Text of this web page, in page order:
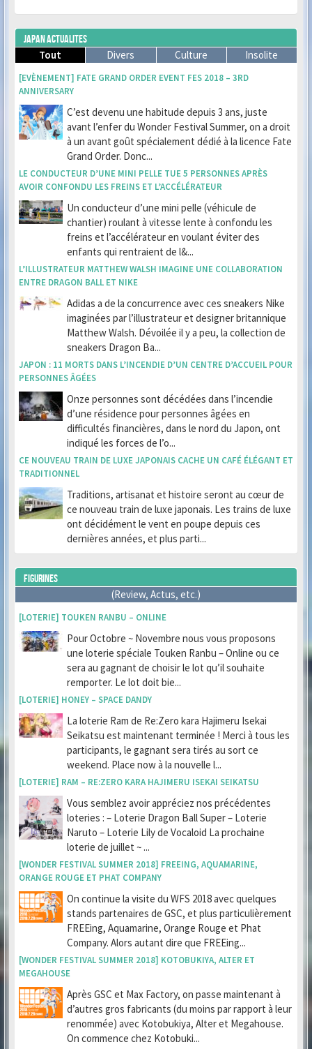
JAPAN ACTUALITES
Tout
Divers Culture Insolite
[EVÈNEMENT] FATE GRAND ORDER EVENT FES 2018 – 3RD
ANNIVERSARY
C’est devenu une habitude depuis 3 ans, juste
avant l’enfer du Wonder Festival Summer, on a droit
à un avant goût spécialement dédié à la licence Fate
Grand Order. Donc...
LE CONDUCTEUR D’UNE MINI PELLE TUE 5 PERSONNES APRÈS
AVOIR CONFONDU LES FREINS ET L’ACCÉLÉRATEUR
Un conducteur d’une mini pelle (véhicule de
chantier) roulant à vitesse lente à confondu les
freins et l’accélérateur en voulant éviter des
enfants qui rentraient de l&...
L’ILLUSTRATEUR MATTHEW WALSH IMAGINE UNE COLLABORATION
ENTRE DRAGON BALL ET NIKE
Adidas a de la concurrence avec ces sneakers Nike
imaginées par l’illustrateur et designer britannique
Matthew Walsh. Dévoilée il y a peu, la collection de
sneakers Dragon Ba...
JAPON : 11 MORTS DANS L’INCENDIE D’UN CENTRE D’ACCUEIL POUR
PERSONNES ÂGÉES
Onze personnes sont décédées dans l’incendie
d’une résidence pour personnes âgées en
difficultés financières, dans le nord du Japon, ont
indiqué les forces de l’o...
CE NOUVEAU TRAIN DE LUXE JAPONAIS CACHE UN CAFÉ ÉLÉGANT ET
TRADITIONNEL
Traditions, artisanat et histoire seront au cœur de
ce nouveau train de luxe japonais. Les trains de luxe
ont décidément le vent en poupe depuis ces
dernières années, et plus parti...
FIGURINES
(Review, Actus, etc.)
[LOTERIE] TOUKEN RANBU – ONLINE
Pour Octobre ~ Novembre nous vous proposons
une loterie spéciale Touken Ranbu – Online ou ce
sera au gagnant de choisir le lot qu’il souhaite
remporter. Le lot doit bie...
[LOTERIE] HONEY – SPACE DANDY
La loterie Ram de Re:Zero kara Hajimeru Isekai
Seikatsu est maintenant terminée ! Merci à tous les
participants, le gagnant sera tirés au sort ce
weekend. Place now à la nouvelle l...
[LOTERIE] RAM – RE:ZERO KARA HAJIMERU ISEKAI SEIKATSU
Vous semblez avoir appréciez nos précédentes
loteries : – Loterie Dragon Ball Super – Loterie
Naruto – Loterie Lily de Vocaloid La prochaine
loterie de juillet ~ ...
[WONDER FESTIVAL SUMMER 2018] FREEING, AQUAMARINE,
ORANGE ROUGE ET PHAT COMPANY
On continue la visite du WFS 2018 avec quelques
stands partenaires de GSC, et plus particulièrement
FREEing, Aquamarine, Orange Rouge et Phat
Company. Alors autant dire que FREEing...
[WONDER FESTIVAL SUMMER 2018] KOTOBUKIYA, ALTER ET
MEGAHOUSE
Après GSC et Max Factory, on passe maintenant à
d’autres gros fabricants (du moins par rapport à leur
renommée) avec Kotobukiya, Alter et Megahouse.
On commence chez Kotobuki...